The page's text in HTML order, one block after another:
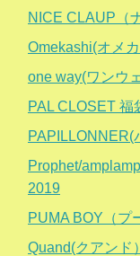
NICE CLAUP（
Omekashi(オメ
one way(ワンウ
PAL CLOSET 福
Prophet/
2019
PUMA BOY（プ
Quand(クアンド